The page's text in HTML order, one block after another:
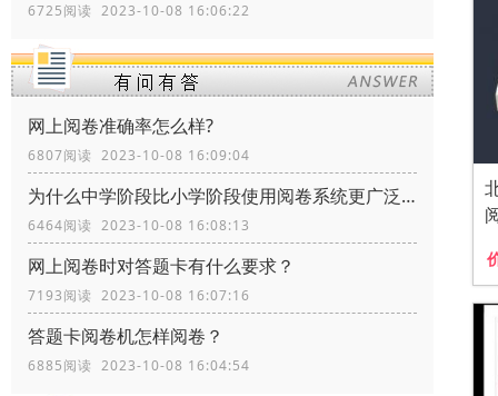
6725阅读 2023-10-08 16:06:22
网上阅卷准确率怎么样?
6807阅读 2023-10-08 16:09:04
为什么中学阶段比小学阶段使用阅卷系统更广泛？
6464阅读 2023-10-08 16:08:13
网上阅卷时对答题卡有什么要求？
7193阅读 2023-10-08 16:07:16
答题卡阅卷机怎样阅卷？
6885阅读 2023-10-08 16:04:54